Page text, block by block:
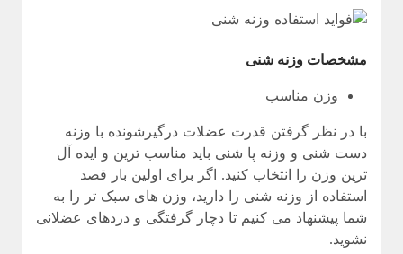
مشخصات وزنه شنی
وزن مناسب
با در نظر گرفتن قدرت عضلات درگیرشونده با وزنه
دست شنی و وزنه پا شنی باید مناسب ترین و ایده آل
ترین وزن را انتخاب کنید. اگر برای اولین بار قصد
استفاده از وزنه شنی را دارید، وزن های سبک تر را به
شما پیشنهاد می کنیم تا دچار گرفتگی و دردهای عضلانی
نشوید.